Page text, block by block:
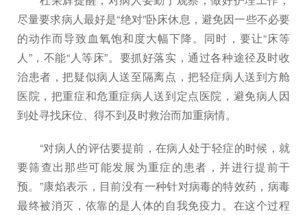
尽量要求病人最好是“绝对”卧床休息，避免因一些不必要
的动作而导致血氧饱和度大幅下降。同时，要让“床等
人”，不能“人等床”。要抓好落实，通过各种途径及时收
治患者，把疑似病人送至隔离点，把轻症病人送到方舱
医院，把重症和危重症病人送到定点医院，避免病人因
到处寻找床位、得不到及时救治而加重病情。
“对病人的评估要提前，在病人处于轻症的时候，就
要筛查出那些可能发展为重症的患者，并进行提前干
预。”康焰表示，目前没有一种针对病毒的特效药，病毒
最终被消灭，依靠的是人体的自我免疫力。在这个过程